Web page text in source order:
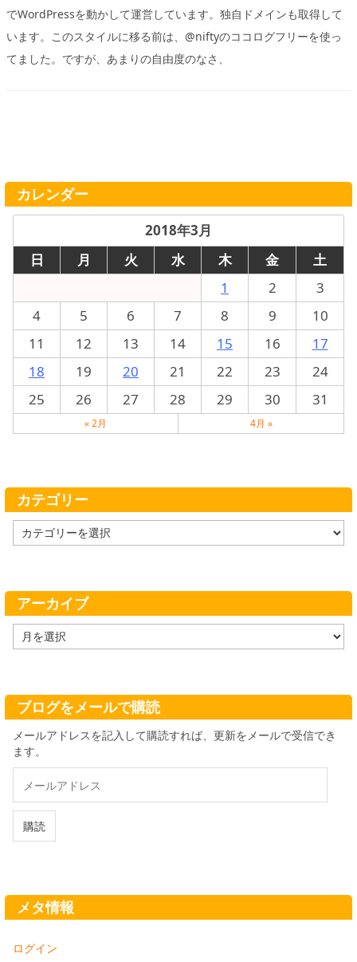
でWordPressを動かして運営しています。独自ドメインも取得して
います。このスタイルに移る前は、@niftyのココログフリーを使っ
てました。ですが、あまりの自由度のなさ、
カレンダー
2018年3月
日
月 火 水 木 金
土
1
2
3
4
5 6 7 8 9
10
11
12 13 14 15 16
17
18
19 20 21 22 23
24
25
26 27 28 29 30 31
« 2月 4月 »
カテゴリー
テ
ー
アーカイブ
ー
ブ
ブログをメールで購読
メールアドレスを記入して購読すれば、更新をメールで受信でき
ます。
ル
ド
購読
メタ情報
ログイン